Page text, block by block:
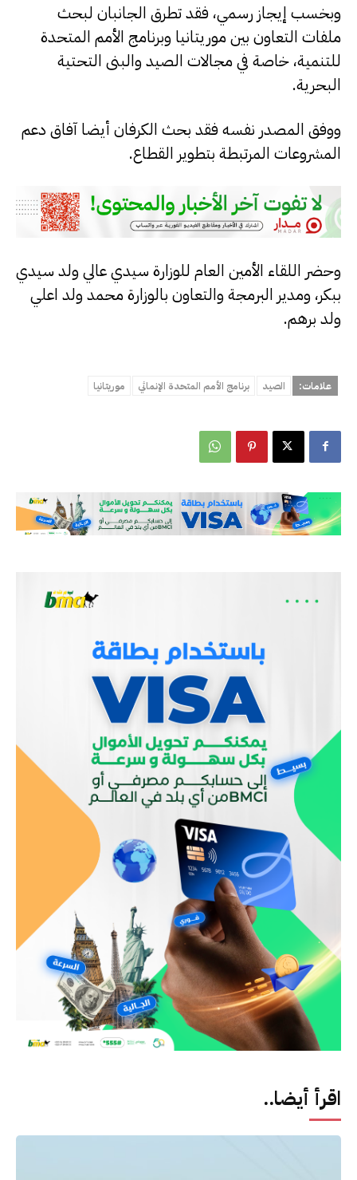
اقرأ أيضا..
وبخسب إيجاز رسمي، فقد تطرق الجانبان لبحث
ملفات التعاون بين موريتانيا وبرنامج الأمم المتحدة
للتنمية، خاصة في مجالات الصيد والبنى التحتية
البحرية.
ووفق المصدر نفسه فقد بحث الكرفان أيضا آفاق دعم
المشروعات المرتبطة بتطوير القطاع.
وحضر اللقاء الأمين العام للوزارة سيدي عالي ولد سيدي
ببكر، ومدير البرمجة والتعاون بالوزارة محمد ولد اعلي
ولد برهم.
علامات: الصيد برنامج الأمم المتحدة الإنمائي موريتانيا